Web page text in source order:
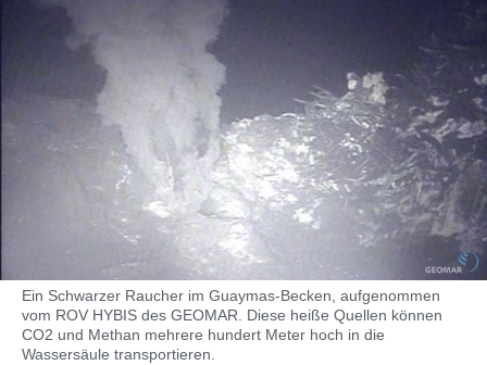
Ein Schwarzer Raucher im Guaymas-Becken, aufgenommen
vom ROV HYBIS des GEOMAR. Diese heiße Quellen können
CO2 und Methan mehrere hundert Meter hoch in die
Wassersäule transportieren.